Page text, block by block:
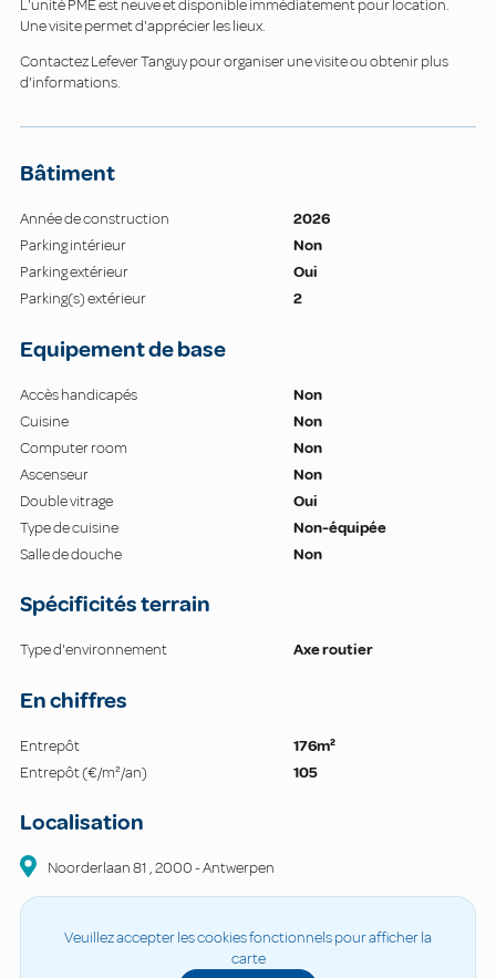
L'unité PME est neuve et disponible immédiatement pour location.
Une visite permet d'apprécier les lieux.
Contactez Lefever Tanguy pour organiser une visite ou obtenir plus
d'informations.
Bâtiment
Année de construction
2026
Parking intérieur
Non
Parking extérieur
Oui
Parking(s) extérieur
2
Equipement de base
Accès handicapés
Non
Cuisine
Non
Computer room
Non
Ascenseur
Non
Double vitrage
Oui
Type de cuisine
Non-équipée
Salle de douche
Non
Spécificités terrain
Type d'environnement Axe routier
En chiffres
Entrepôt
176m²
Entrepôt (€/m²/an)
105
Localisation
Noorderlaan81 ,2000-Antwerpen
Veuillez accepter les cookies fonctionnels pour afficher la
carte